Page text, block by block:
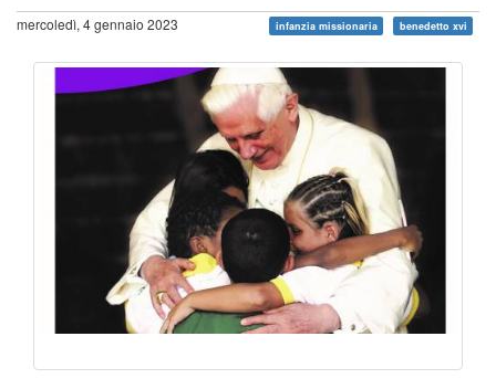
mercoledì, 4 gennaio 2023 infanzia missionaria benedetto xvi